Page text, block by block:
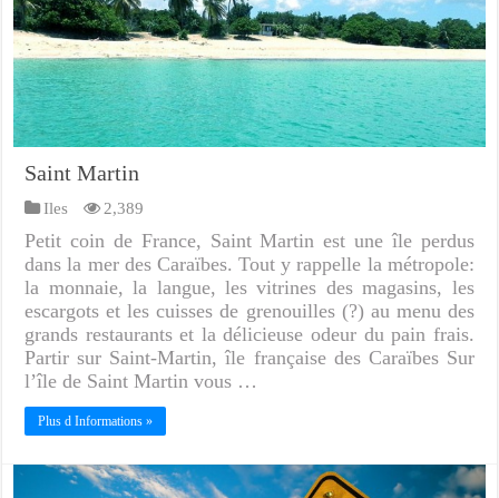
Saint Martin
Iles 2,389
Petit coin de France, Saint Martin est une île perdus
dans la mer des Caraïbes. Tout y rappelle la métropole:
la monnaie, la langue, les vitrines des magasins, les
escargots et les cuisses de grenouilles (?) au menu des
grands restaurants et la délicieuse odeur du pain frais.
Partir sur Saint-Martin, île française des Caraïbes Sur
l’île de Saint Martin vous …
Plus d Informations »